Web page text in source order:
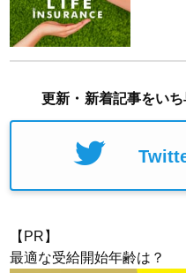
更新・新着記事をいち
【PR】
最適な受給開始年齢は？